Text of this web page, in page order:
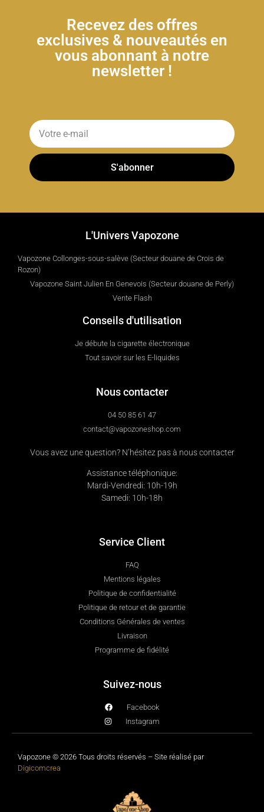
Recevez des offres
exclusives & nouveautés en
vous abonnant à notre
newsletter !
S'abonner
L'Univers Vapozone
Vapozone Collonges-sous-salève (Secteur douane de Crois de
Rozon)
Vapozone Saint Julien En Genevois (Secteur douane de Perly)
Vente Flash
Conseils d'utilisation
Je débute la cigarette électronique
Tout savoir sur les E-liquides
Nous contacter
04 50 85 61 47
contact@vapozoneshop.com
Vous avez une question? N’hésitez pas à nous contacter
Assistance téléphonique:
Mardi-Vendredi: 10h-19h
Samedi: 10h-18h
Service Client
FAQ
Mentions légales
Politique de confidentialité
Politique de retour et de garantie
Conditions Générales de ventes
Livraison
Programme de fidélité
Suivez-nous
Facebook
Instagram
Vapozone © 2026 Tous droits réservés – Site réalisé par
Digicomcrea